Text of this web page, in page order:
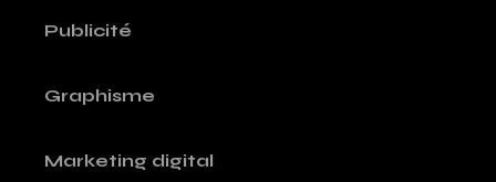
Publicité
Graphisme
Marketing digital